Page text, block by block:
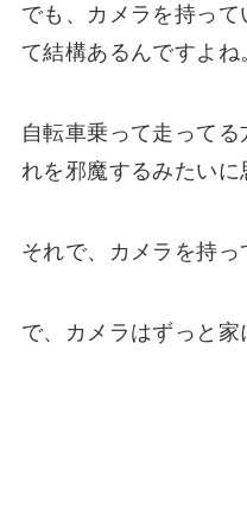
でも、カメラを持っ
て結構あるんですよね
自転車乗って走って
れを邪魔するみたいに
それで、カメラを持っ
で、カメラはずっと家